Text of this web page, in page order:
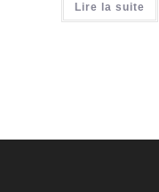
Lire la suite